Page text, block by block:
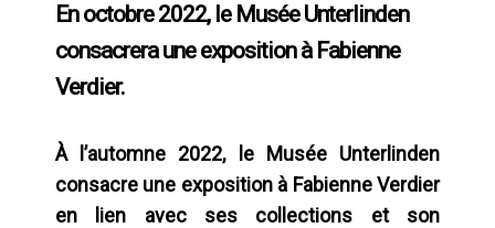
En octobre 2022, le Musée Unterlinden
consacrera une exposition à Fabienne
Verdier.
À l’automne 2022, le Musée Unterlinden
consacre une exposition à Fabienne Verdier
en lien avec ses collections et son